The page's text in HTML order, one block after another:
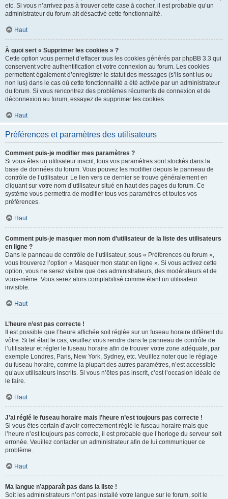
etc. Si vous n’arrivez pas à trouver cette case à cocher, il est probable qu’un
administrateur du forum ait désactivé cette fonctionnalité.
Haut
À quoi sert « Supprimer les cookies » ?
Cette option vous permet d’effacer tous les cookies générés par phpBB 3.3 qui
conservent votre authentification et votre connexion au forum. Les cookies
permettent également d’enregistrer le statut des messages (s’ils sont lus ou
non lus) dans le cas où cette fonctionnalité a été activée par un administrateur
du forum. Si vous rencontrez des problèmes récurrents de connexion et de
déconnexion au forum, essayez de supprimer les cookies.
Haut
Préférences et paramètres des utilisateurs
Comment puis-je modifier mes paramètres ?
Si vous êtes un utilisateur inscrit, tous vos paramètres sont stockés dans la
base de données du forum. Vous pouvez les modifier depuis le panneau de
contrôle de l’utilisateur. Le lien vers ce dernier se trouve généralement en
cliquant sur votre nom d’utilisateur situé en haut des pages du forum. Ce
système vous permettra de modifier tous vos paramètres et toutes vos
préférences.
Haut
Comment puis-je masquer mon nom d’utilisateur de la liste des utilisateurs
en ligne ?
Dans le panneau de contrôle de l’utilisateur, sous « Préférences du forum »,
vous trouverez l’option « Masquer mon statut en ligne ». Si vous activez cette
option, vous ne serez visible que des administrateurs, des modérateurs et de
vous-même. Vous serez alors comptabilisé comme étant un utilisateur
invisible.
Haut
L’heure n’est pas correcte !
Il est possible que l’heure affichée soit réglée sur un fuseau horaire différent du
vôtre. Si tel était le cas, veuillez vous rendre dans le panneau de contrôle de
l’utilisateur et régler le fuseau horaire afin de trouver votre zone adéquate, par
exemple Londres, Paris, New York, Sydney, etc. Veuillez noter que le réglage
du fuseau horaire, comme la plupart des autres paramètres, n’est accessible
qu’aux utilisateurs inscrits. Si vous n’êtes pas inscrit, c’est l’occasion idéale de
le faire.
Haut
J’ai réglé le fuseau horaire mais l’heure n’est toujours pas correcte !
Si vous êtes certain d’avoir correctement réglé le fuseau horaire mais que
l’heure n’est toujours pas correcte, il est probable que l’horloge du serveur soit
erronée. Veuillez contacter un administrateur afin de lui communiquer ce
problème.
Haut
Ma langue n’apparaît pas dans la liste !
Soit les administrateurs n’ont pas installé votre langue sur le forum, soit le